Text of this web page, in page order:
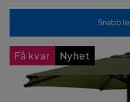
Snabb
Få kvar Nyhet